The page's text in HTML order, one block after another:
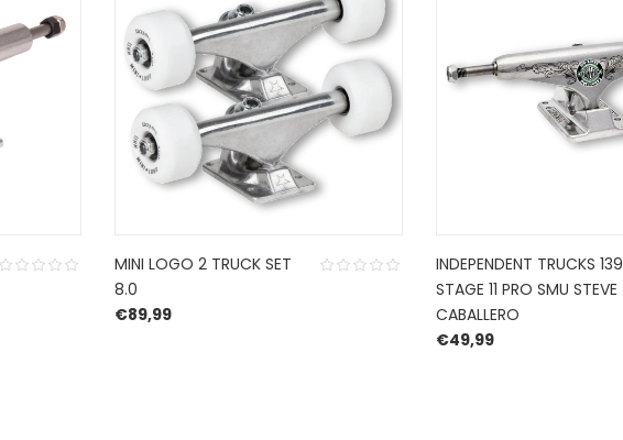
MINI LOGO 2 TRUCK SET
8.0
€89,99
INDEPENDENT TRUCKS 139
STAGE 11 PRO SMU STEVE
CABALLERO
€49,99